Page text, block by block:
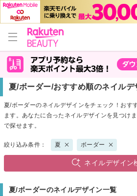
夏/ボーダー/おすすめ順のネイルデ
夏/ボーダーのネイルデザインをチェック！おす
ます。あなたに合ったネイルデザインを見つけ
で探せます。
絞り込み条件： 夏 ボーダー
ネイルデザイン
夏/ボーダーのネイルデザイン一覧